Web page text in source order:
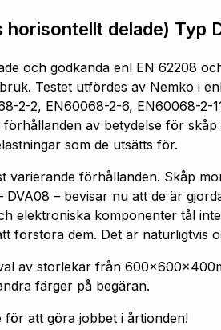
horisontellt delade) Typ
och godkända enl EN 62208
Testet utfördes av Nemko i
2-2, EN60068-2-6, EN60068-2-
förhållanden av betydelse för
som de utsätts för.
varierande förhållanden. Skåp
DVA08 – bevisar nu att de är
elektroniska komponenter tål
förstöra dem. Det är naturligtvis
av storlekar från
färger på begäran.
för att göra jobbet i årtionden!